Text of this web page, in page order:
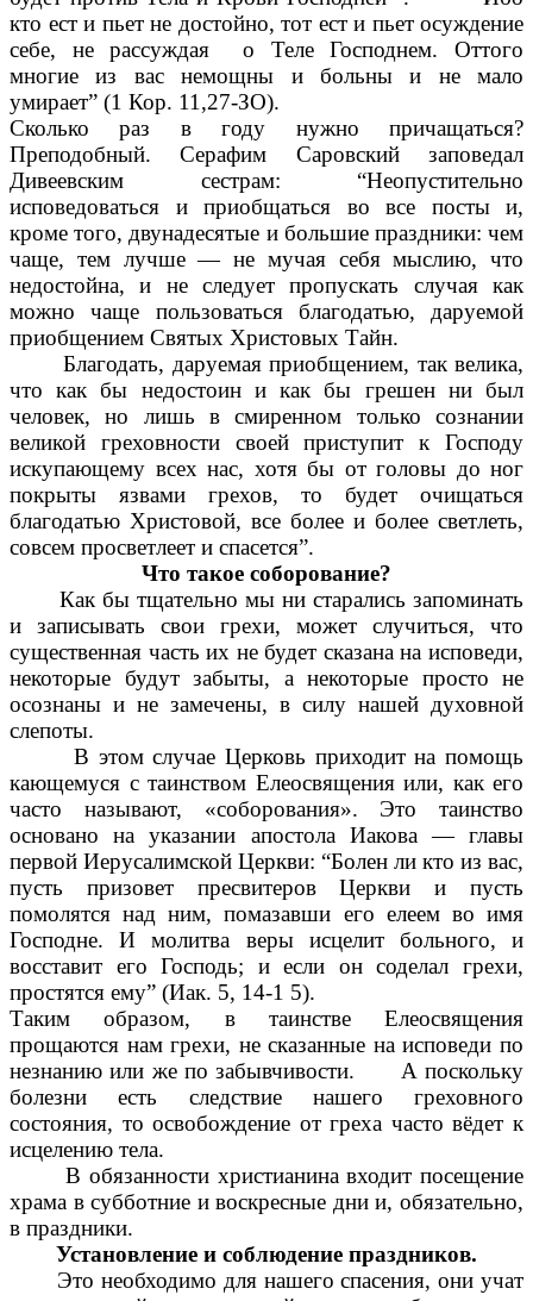
кто ест и пьет не достойно, тот ест и пьет осуждение
себе, не рассуждая о Теле Господнем. Оттого
многие из вас немощны и больны и не мало
умирает” (1 Кор. 11,27-ЗО).
Сколько раз в году нужно причащаться?
Преподобный. Серафим Саровский заповедал
Дивеевским сестрам: “Неопустительно
исповедоваться и приобщаться во все посты и,
кроме того, двунадесятые и большие праздники: чем
чаще, тем лучше — не мучая себя мыслию, что
недостойна, и не следует пропускать случая как
можно чаще пользоваться благодатью, даруемой
приобщением Святых Христовых Тайн.
Благодать, даруемая приобщением, так велика,
что как бы недостоин и как бы грешен ни был
человек, но лишь в смиренном только сознании
великой греховности своей приступит к Господу
искупающему всех нас, хотя бы от головы до ног
покрыты язвами грехов, то будет очищаться
благодатью Христовой, все более и более светлеть,
совсем просветлеет и спасется”.
Что такое соборование?
Как бы тщательно мы ни старались запоминать
и записывать свои грехи, может случиться, что
существенная часть их не будет сказана на исповеди,
некоторые будут забыты, а некоторые просто не
осознаны и не замечены, в силу нашей духовной
слепоты.
В этом случае Церковь приходит на помощь
кающемуся с таинством Елеосвящения или, как его
часто называют, «соборования». Это таинство
основано на указании апостола Иакова — главы
первой Иерусалимской Церкви: “Болен ли кто из вас,
пусть призовет пресвитеров Церкви и пусть
помолятся над ним, помазавши его елеем во имя
Господне. И молитва веры исцелит больного, и
восставит его Господь; и если он соделал грехи,
простятся ему” (Иак. 5, 14-1 5).
Таким образом, в таинстве Елеосвящения
прощаются нам грехи, не сказанные на исповеди по
незнанию или же по забывчивости. А поскольку
болезни есть следствие нашего греховного
состояния, то освобождение от греха часто вёдет к
исцелению тела.
В обязанности христианина входит посещение
храма в субботние и воскресные дни и, обязательно,
в праздники.
Установление и соблюдение праздников.
Это необходимо для нашего спасения, они учат